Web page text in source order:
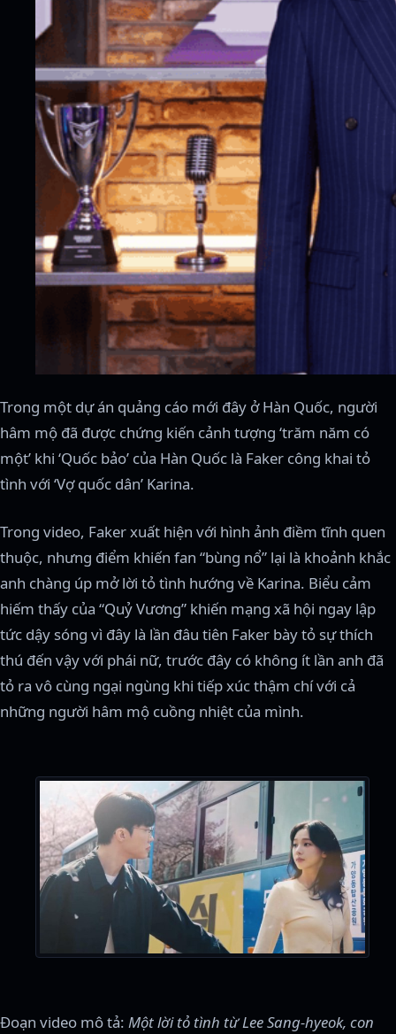
Trong một dự án quảng cáo mới đây ở Hàn Quốc, người
hâm mộ đã được chứng kiến cảnh tượng ‘trăm năm có
một’ khi ‘Quốc bảo’ của Hàn Quốc là Faker công khai tỏ
tình với ‘Vợ quốc dân’ Karina.
Trong video, Faker xuất hiện với hình ảnh điềm tĩnh quen
thuộc, nhưng điểm khiến fan “bùng nổ” lại là khoảnh khắc
anh chàng úp mở lời tỏ tình hướng về Karina. Biểu cảm
hiếm thấy của “Quỷ Vương” khiến mạng xã hội ngay lập
tức dậy sóng vì đây là lần đâu tiên Faker bày tỏ sự thích
thú đến vậy với phái nữ, trước đây có không ít lần anh đã
tỏ ra vô cùng ngại ngùng khi tiếp xúc thậm chí với cả
những người hâm mộ cuồng nhiệt của mình.
Đoạn video mô tả: Một lời tỏ tình từ Lee Sang-hyeok, con